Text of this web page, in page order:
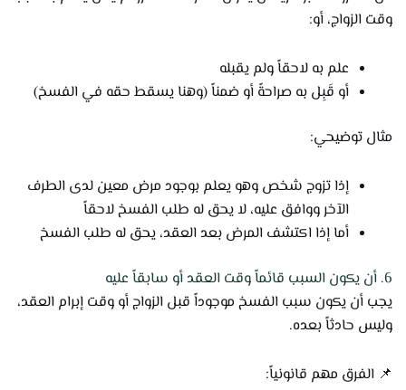
وقت الزواج، أو:
علم به لاحقاً ولم يقبله
أو قَبِل به صراحةً أو ضمناً (وهنا يسقط حقه في الفسخ)
مثال توضيحي:
إذا تزوج شخص وهو يعلم بوجود مرض معين لدى الطرف
الآخر ووافق عليه، لا يحق له طلب الفسخ لاحقاً
أما إذا اكتشف المرض بعد العقد، يحق له طلب الفسخ
6. أن يكون السبب قائماً وقت العقد أو سابقاً عليه
يجب أن يكون سبب الفسخ موجوداً قبل الزواج أو وقت إبرام العقد،
وليس حادثاً بعده.
📌 الفرق مهم قانونياً: